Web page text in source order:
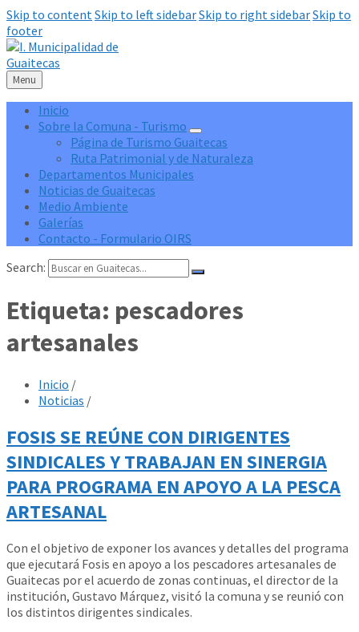
Skip to contentSkip to left sidebarSkip to right sidebarSkip to
footer
Menu
Inicio
Sobre la Comuna - Turismo
Página de Turismo Guaitecas
Ruta Patrimonial y de Naturaleza
Departamentos Municipales
Noticias de Guaitecas
Medio Ambiente
Galerías
Contacto - Formulario OIRS
Search:
Etiqueta: pescadores
artesanales
Inicio /
Noticias /
FOSIS SE REÚNE CON DIRIGENTES
SINDICALES Y TRABAJAN EN SINERGIA
PARA PROGRAMA EN APOYO A LA PESCA
ARTESANAL
Con el objetivo de exponer los avances y detalles del programa
que ejecutará Fosis en apoyo a los pescadores artesanales de
Guaitecas por el acuerdo de zonas continuas, el director de la
institución, Gustavo Márquez, visitó la comuna y se reunió con
los distintos dirigentes sindicales.